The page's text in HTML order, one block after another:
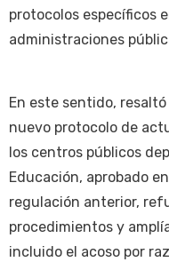
protocolos específicos
administraciones
En este sentido,
nuevo protocolo de
los centros públicos
Educación, aprobado
regulación anterior,
procedimientos y
incluido el acoso por